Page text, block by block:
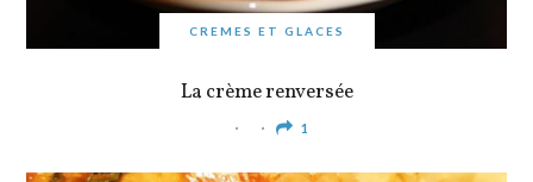
CREMES ET GLACES
La crème renversée
1